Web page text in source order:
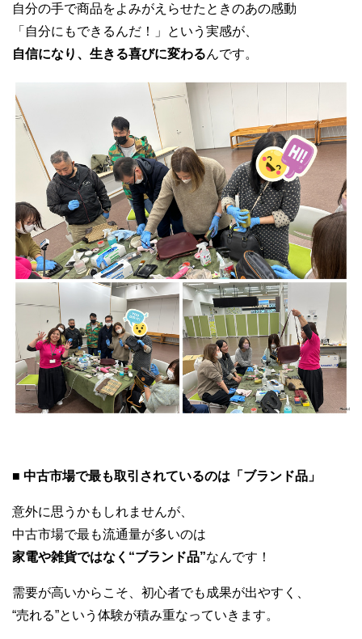
自分の手で商品をよみがえらせたときのあの感動
「自分にもできるんだ！」という実感が、
自信になり、生きる喜びに変わるんです。
■ 中古市場で最も取引されているのは「ブランド品」
意外に思うかもしれませんが、
中古市場で最も流通量が多いのは
家電や雑貨ではなく“ブランド品”なんです！
需要が高いからこそ、初心者でも成果が出やすく、
“売れる”という体験が積み重なっていきます。